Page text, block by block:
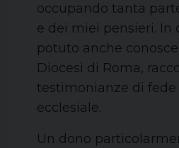
occupando tanta
e dei miei pensieri. In
potuto anche
Diocesi di Roma,
testimonianze di
ecclesiale.
Un dono